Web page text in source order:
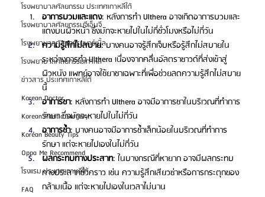
โรงพยาบาลศัลยกรรม ประเทศเกาหลีใต้
โรงพยาบาลศัลยกรรมจีเอ็นจี
โรงพยาบาลศัลยกรรมมาร์เบิ้ล
โรงพยาบาลศัลยกรรมเกาหลี
ข่าวสาร ประเทศเกาหลีใต้
Korean Doctor
Korean Plastic Surgery
Korean Beauty Tips
Oppa Me Recommend
โรงแรม ประเทศเกาหลีใต้
FAQ
อาการบวมและแดง: หลังการทำ Ulthera อาจเกิดอาการบวมและ
แดงบนผิวหน้า ซึ่งมักจะหายไปในไม่กี่ชั่วโมงหรือไม่กี่วัน
ความรู้สึกไม่สบาย: บางคนอาจรู้สึกเจ็บหรือรู้สึกไม่สบายใน
ระหว่างการทำ Ulthera เนื่องจากคลื่นอัลตราซาวด์ที่ส่งเข้าสู่
ผิวหนัง แพทย์อาจใช้ยาชาเฉพาะที่เพื่อช่วยลดความรู้สึกไม่สบาย
นี้
อาการชา: หลังการทำ Ulthera อาจมีอาการชาในบริเวณที่ทำการ
รักษา ซึ่งมักจะหายไปในไม่กี่วัน
อาการช้ำ: บางคนอาจมีอาการช้ำเล็กน้อยในบริเวณที่ทำการ
รักษา แต่จะหายไปเองในไม่กี่วัน
ผลกระทบทางประสาท: ในบางกรณีที่หายาก อาจมีผลกระทบ
ทางประสาทชั่วคราว เช่น ความรู้สึกเสียวซ่าหรือการกระตุกของ
กล้ามเนื้อ แต่จะหายไปเองในเวลาไม่นาน